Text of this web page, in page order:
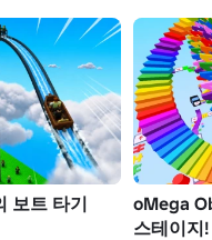
보트 타기
oMega
스테이지!